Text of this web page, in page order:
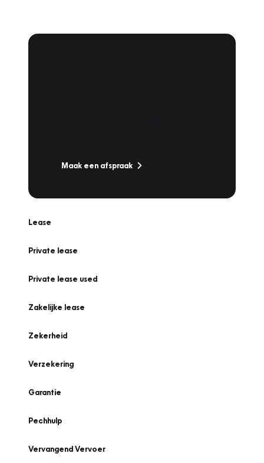
Maak een afspraak
Lease
Private lease
Private lease used
Zakelijke lease
Zekerheid
Verzekering
Garantie
Pechhulp
Vervangend Vervoer